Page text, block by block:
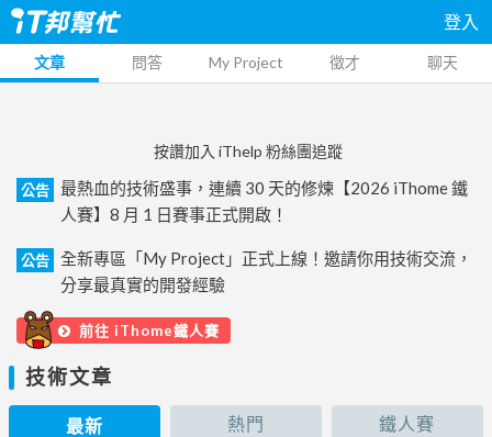
登入
文章 問答 My Project 徵才 聊天
按讚加入 iThelp 粉絲團追蹤
公告
最熱血的技術盛事，連續 30 天的修煉【2026 iThome 鐵
人賽】8 月 1 日賽事正式開啟！
公告
全新專區「My Project」正式上線！邀請你用技術交流，
分享最真實的開發經驗
前往 iThome鐵人賽
技術文章
最新 熱門 鐵人賽